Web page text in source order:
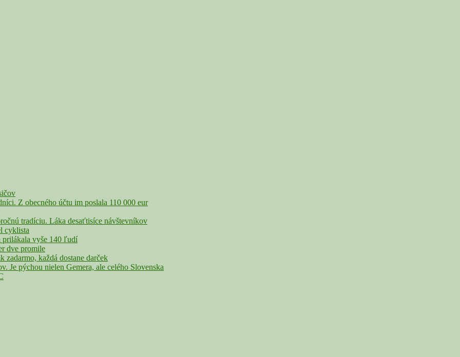
Z obecného účtu im poslala 110 000 eur
tradíciu. Láka desaťtisíce návštevníkov
cyklista
prilákala vyše 140 ľudí
dve promile
každá dostane darček
Je pýchou nielen Gemera, ale celého Slovenska